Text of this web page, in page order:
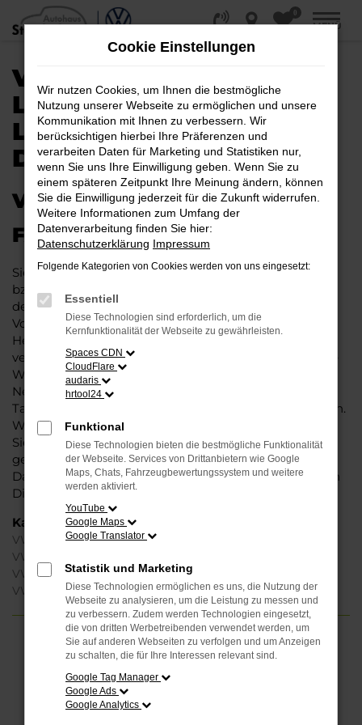
Zum
Hauptinhalt
0
MENÜ
VW ID.4 KAUFEN,
LEASEN, FINANZIEREN |
LIEFERSERVICE NACH
DORTMUND
VW ID.4 – IHR PERFEKTES
FAHRZEUG FÜR DORTMUND
Sie möchten in Dortmund und Umgebung mobil sein
bzw. mobil bleiben. Unser Vorschlag ist ein VW ID.4,
denn dieses Fahrzeug vereint eine ganze Reihe an
Vorzügen. Da ist zunächst einmal die Tradition des
Herstellers. Ein VW ID.4 für Dortmund ist perfekt
verarbeitet und auf Langlebigkeit ausgelegt. Auf diese
Weise können Sie unbedenklich sowohl einen
Neuwagen als auch einen Gebrauchten, sowohl eine
Tageszulassung als auch einen Jahreswagen erwerben.
Wenn Sie sich für Steinböhmer entscheiden, erhalten
Sie einen erheblichen Nachlass bzw. Rabatt und
genießen zudem einen außergewöhnlichen Service.
Das beginnt bei der Beratung und setzt sich mit vielen
Dienstleistungen unserer Meisterwerkstatt fort.
Kategorie
VW ID.4 Gebrauchtwagen Dortmund
VW ID.4 Neuwagen Dortmund
VW ID.4 Tageszulassung Dortmund
VW ID.4 Dortmund
FEHLER: NETWORK ERROR
Beim Laden ist ein Fehler aufgetreten.
Hier sind ein paar Tipps, die dir helfen können:
Cookie Einstellungen
Wir nutzen Cookies, um Ihnen die bestmögliche
Nutzung unserer Webseite zu ermöglichen und unsere
Kommunikation mit Ihnen zu verbessern. Wir
berücksichtigen hierbei Ihre Präferenzen und
verarbeiten Daten für Marketing und Statistiken nur,
wenn Sie uns Ihre Einwilligung geben. Wenn Sie zu
einem späteren Zeitpunkt Ihre Meinung ändern, können
Sie die Einwilligung jederzeit für die Zukunft widerrufen.
Weitere Informationen zum Umfang der
Datenverarbeitung finden Sie hier:
Datenschutzerklärung Impressum
Folgende Kategorien von Cookies werden von uns eingesetzt:
Essentiell
Diese Technologien sind erforderlich, um die
Kernfunktionalität der Webseite zu gewährleisten.
Spaces CDN
CloudFlare
audaris
hrtool24
Funktional
Diese Technologien bieten die bestmögliche Funktionalität
der Webseite. Services von Drittanbietern wie Google
Maps, Chats, Fahrzeugbewertungssystem und weitere
werden aktiviert.
YouTube
Google Maps
Google Translator
Statistik und Marketing
Diese Technologien ermöglichen es uns, die Nutzung der
Webseite zu analysieren, um die Leistung zu messen und
zu verbessern. Zudem werden Technologien eingesetzt,
die von dritten Werbetreibenden verwendet werden, um
Sie auf anderen Webseiten zu verfolgen und um Anzeigen
zu schalten, die für Ihre Interessen relevant sind.
Google Tag Manager
Google Ads
Google Analytics